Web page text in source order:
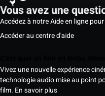
Vous avez une
Accédez à notre Aide en ligne
Accéder au centre d'aide
Vivez une nouvelle expérience
technologie audio mise au point
film. En savoir plus